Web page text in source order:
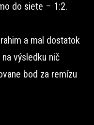
do siete – 1:2.
a mal dostatok
výsledku nič
bod za remízu